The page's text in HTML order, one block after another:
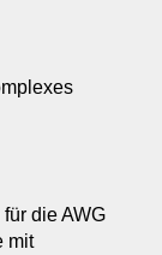
die AWG
mit